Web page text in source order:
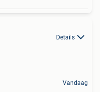
Details
Vandaag